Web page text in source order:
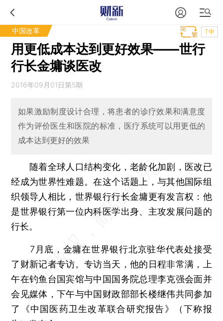
中国改革 T中
用更低成本达到更好效果——世行
行长金墉谈医改
2016年09月01日第5期
如果激励制度设计合理，将患者的诊疗效果和满意度
作为评价医生和医院的标准，医疗系统可以用更低的
成本达到更好的效果
随着全球人口结构变化，老龄化加剧，医改已
经成为世界性难题。在这个话题上，与其他国际组
织领导人相比，世界银行行长金墉更有发言权：他
是世界银行第一位内科医学出身、主攻发展问题的
行长。
7月底，金墉在世界银行北京驻华代表处接受
了财新记者专访。专访当天，他的日程非常满，上
午在钓鱼台国宾馆与中国国务院总理李克强会面并
会见媒体，下午与中国财政部部长楼继伟共同参加
了《中国医药卫生改革联合研究报告》（下称报